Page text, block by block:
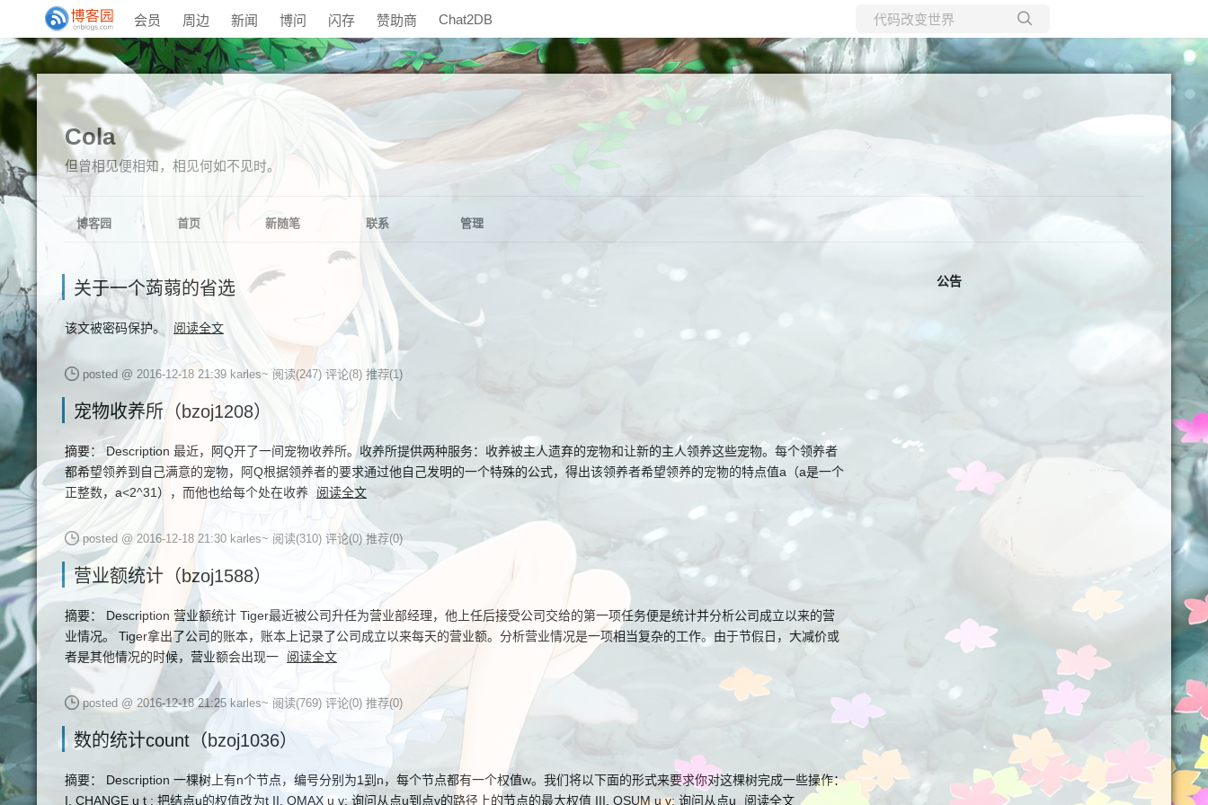
会员 周边 新闻 博问 闪存 赞助商 Chat2DB
所有博客
Cola
但曾相见便相知，相见何如不见时。
博客园 首页 新随笔 联系 管理
关于一个蒟蒻的省选
该文被密码保护。 阅读全文
posted @ 2016-12-18 21:39 karles~ 阅读(247) 评论(8) 推荐(1)
宠物收养所（bzoj1208）
摘要： Description 最近，阿Q开了一间宠物收养所。收养所提供两种服务：收养被主人遗弃的宠物和让新的主人领养这些宠物。每个领养者
都希望领养到自己满意的宠物，阿Q根据领养者的要求通过他自己发明的一个特殊的公式，得出该领养者希望领养的宠物的特点值a（a是一个
正整数，a<2^31），而他也给每个处在收养
阅读全文
posted @ 2016-12-18 21:30 karles~ 阅读(310) 评论(0) 推荐(0)
营业额统计（bzoj1588）
摘要： Description 营业额统计 Tiger最近被公司升任为营业部经理，他上任后接受公司交给的第一项任务便是统计并分析公司成立以来的营
业情况。 Tiger拿出了公司的账本，账本上记录了公司成立以来每天的营业额。分析营业情况是一项相当复杂的工作。由于节假日，大减价或
者是其他情况的时候，营业额会出现一
阅读全文
posted @ 2016-12-18 21:25 karles~ 阅读(769) 评论(0) 推荐(0)
数的统计count（bzoj1036）
摘要： Description 一棵树上有n个节点，编号分别为1到n，每个节点都有一个权值w。我们将以下面的形式来要求你对这棵树完成一些操作：
I. CHANGE u t : 把结点u的权值改为t II. QMAX u v: 询问从点u到点v的路径上的节点的最大权值 III. QSUM u v: 询问从点u
阅读全文
公告